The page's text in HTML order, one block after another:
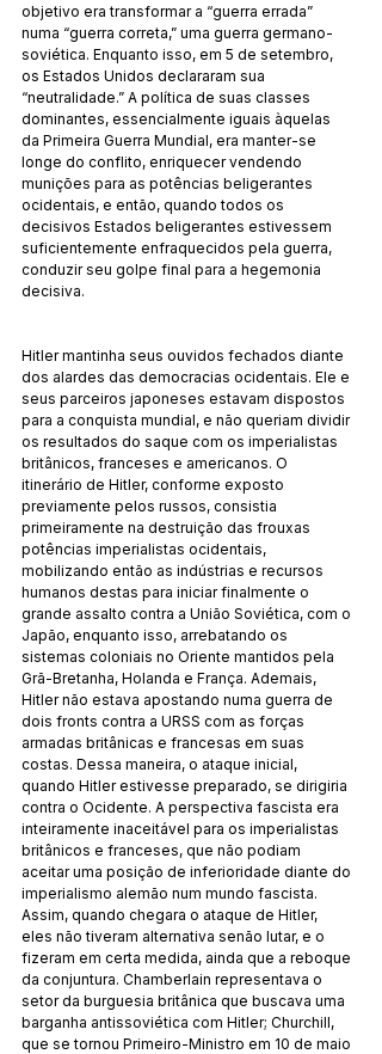
objetivo era transformar a “guerra errada”
numa “guerra correta,” uma guerra germano-
soviética. Enquanto isso, em 5 de setembro,
os Estados Unidos declararam sua
“neutralidade.” A política de suas classes
dominantes, essencialmente iguais àquelas
da Primeira Guerra Mundial, era manter-se
longe do conflito, enriquecer vendendo
munições para as potências beligerantes
ocidentais, e então, quando todos os
decisivos Estados beligerantes estivessem
suficientemente enfraquecidos pela guerra,
conduzir seu golpe final para a hegemonia
decisiva.
Hitler mantinha seus ouvidos fechados diante
dos alardes das democracias ocidentais. Ele e
seus parceiros japoneses estavam dispostos
para a conquista mundial, e não queriam dividir
os resultados do saque com os imperialistas
britânicos, franceses e americanos. O
itinerário de Hitler, conforme exposto
previamente pelos russos, consistia
primeiramente na destruição das frouxas
potências imperialistas ocidentais,
mobilizando então as indústrias e recursos
humanos destas para iniciar finalmente o
grande assalto contra a União Soviética, com o
Japão, enquanto isso, arrebatando os
sistemas coloniais no Oriente mantidos pela
Grã-Bretanha, Holanda e França. Ademais,
Hitler não estava apostando numa guerra de
dois fronts contra a URSS com as forças
armadas britânicas e francesas em suas
costas. Dessa maneira, o ataque inicial,
quando Hitler estivesse preparado, se dirigiria
contra o Ocidente. A perspectiva fascista era
inteiramente inaceitável para os imperialistas
britânicos e franceses, que não podiam
aceitar uma posição de inferioridade diante do
imperialismo alemão num mundo fascista.
Assim, quando chegara o ataque de Hitler,
eles não tiveram alternativa senão lutar, e o
fizeram em certa medida, ainda que a reboque
da conjuntura. Chamberlain representava o
setor da burguesia britânica que buscava uma
barganha antissoviética com Hitler; Churchill,
que se tornou Primeiro-Ministro em 10 de maio